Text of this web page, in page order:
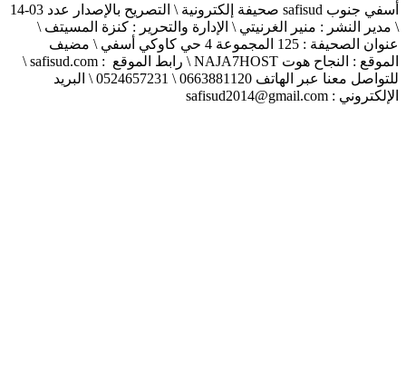
أسفي جنوب safisud صحيفة إلكترونية \ التصريح بالإصدار عدد 03-14
\ مدير النشر : منير الغرنيتي \ الإدارة والتحرير : كنزة المسيتف \
عنوان الصحيفة : 125 المجموعة 4 حي كاوكي أسفي \ مضيف
الموقع : النجاح هوت NAJA7HOST \ رابط الموقع : safisud.com \
للتواصل معنا عبر الهاتف 0663881120 \ 0524657231 \ البريد
الإلكتروني : safisud2014@gmail.com